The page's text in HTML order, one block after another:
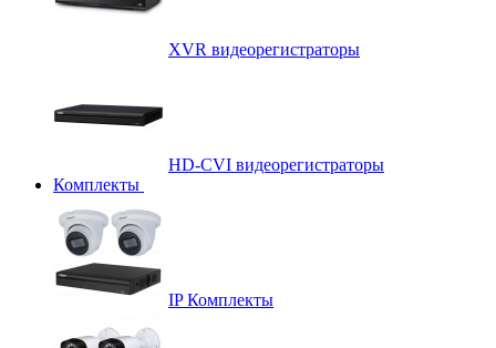
XVR видеорегистраторы
HD-CVI видеорегистраторы
Комплекты
IP Комплекты